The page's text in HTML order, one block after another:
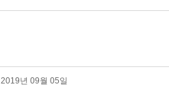
2019년 09월 05일